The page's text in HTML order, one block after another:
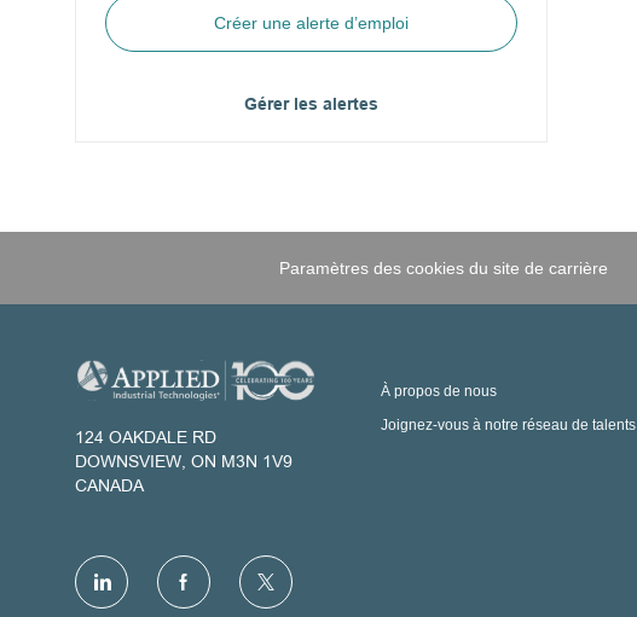
Créer une alerte d’emploi
Gérer les alertes
Paramètres des cookies du site de carrière
124 OAKDALE RD
DOWNSVIEW, ON M3N 1V9
CANADA
À propos de nous
Joignez-vous à notre réseau de talents
follow